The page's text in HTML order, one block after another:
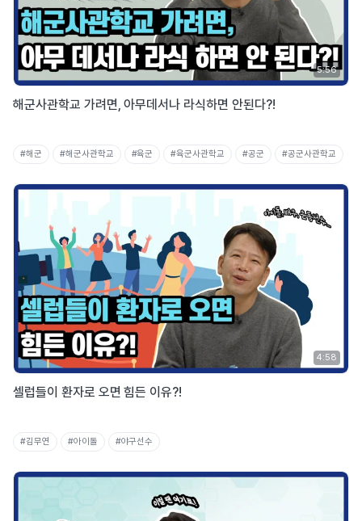
5:56
해군사관학교 가려면, 아무데서나 라식하면 안된다?!
#해군 #해군사관학교 #육군 #육군사관학교 #공군 #공군사관학교
4:58
셀럽들이 환자로 오면 힘든 이유?!
#김무연 #아이돌 #야구선수